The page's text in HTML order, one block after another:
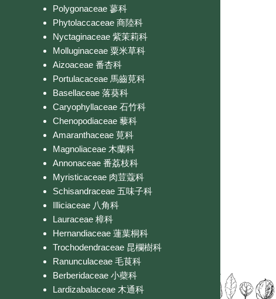
Polygonaceae 蓼科
Phytolaccaceae 商陸科
Nyctaginaceae 紫茉莉科
Molluginaceae 粟米草科
Aizoaceae 番杏科
Portulacaceae 馬齒莧科
Basellaceae 落葵科
Caryophyllaceae 石竹科
Chenopodiaceae 藜科
Amaranthaceae 莧科
Magnoliaceae 木蘭科
Annonaceae 番荔枝科
Myristicaceae 肉荳蔻科
Schisandraceae 五味子科
Illiciaceae 八角科
Lauraceae 樟科
Hernandiaceae 蓮葉桐科
Trochodendraceae 昆欄樹科
Ranunculaceae 毛茛科
Berberidaceae 小蘗科
Lardizabalaceae 木通科